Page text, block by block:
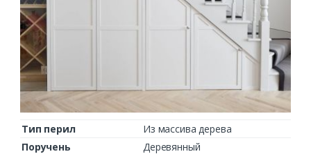
Тип перил
Из массива дерева
Поручень
Деревянный